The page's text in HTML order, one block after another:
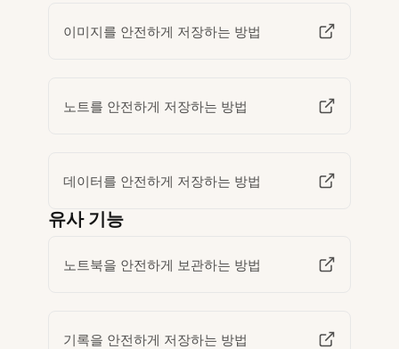
이미지를 안전하게 저장하는 방법
노트를 안전하게 저장하는 방법
데이터를 안전하게 저장하는 방법
유사 기능
노트북을 안전하게 보관하는 방법
기록을 안전하게 저장하는 방법